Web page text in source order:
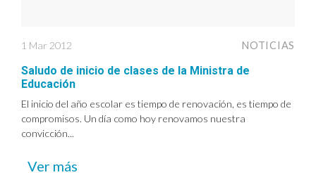
1 Mar 2012 NOTICIAS
Saludo de inicio de clases de la Ministra de
Educación
El inicio del año escolar es tiempo de renovación, es tiempo de
compromisos. Un día como hoy renovamos nuestra
convicción...
Ver más